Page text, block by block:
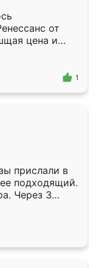
от
цена и
Приехавший
1
прислали в
подходящий.
Через 3
Остались